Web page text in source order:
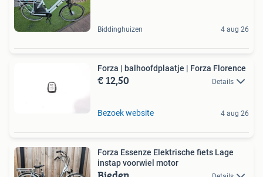
Biddinghuizen 4 aug 26
Forza | balhoofdplaatje | Forza Florence
€ 12,50 Details
Bezoek website 4 aug 26
Forza Essenze Elektrische fiets Lage
instap voorwiel motor